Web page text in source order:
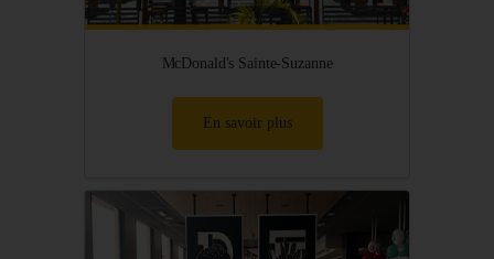
McDonald's Sainte-Suzanne
En savoir plus